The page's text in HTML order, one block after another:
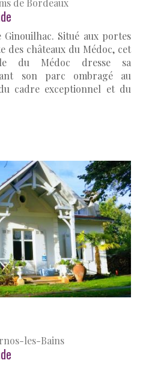
de Bordeaux
Ginouilhac. Situé aux portes
des châteaux du Médoc, cet
du Médoc dresse sa
son parc ombragé au
cadre exceptionnel et du
les-Bains